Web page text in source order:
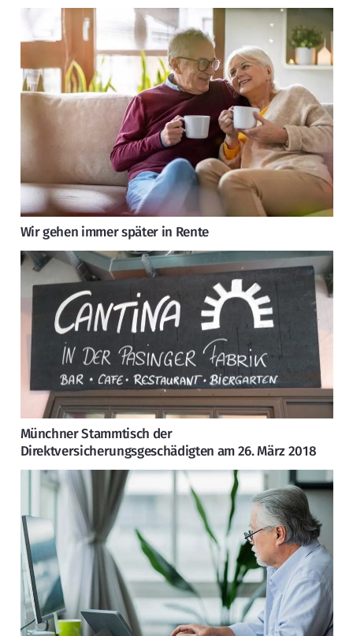
Wir gehen immer später in Rente
Münchner Stammtisch der
Direktversicherungsgeschädigten am 26. März 2018